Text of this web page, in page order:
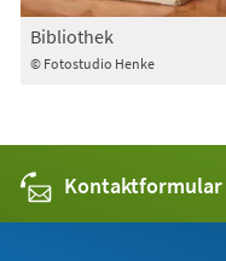
© Fotostudio Henke
Bibliothek
Kontaktformular